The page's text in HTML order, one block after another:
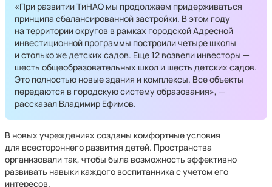
«При развитии ТиНАО мы продолжаем придерживаться
принципа сбалансированной застройки. В этом году
на территории округов в рамках городской Адресной
инвестиционной программы построили четыре школы
и столько же детских садов. Еще 12 возвели инвесторы —
шесть общеобразовательных школ и шесть детских садов.
Это полностью новые здания и комплексы. Все объекты
передаются в городскую систему образования», —
рассказал Владимир Ефимов.
В новых учреждениях созданы комфортные условия
для всестороннего развития детей. Пространства
организовали так, чтобы была возможность эффективно
развивать навыки каждого воспитанника с учетом его
интересов.